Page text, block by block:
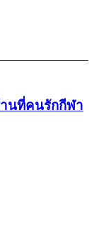
านที่คนรักกีฬา